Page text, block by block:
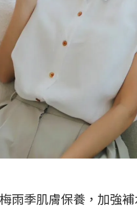
雨季肌膚保養，加強